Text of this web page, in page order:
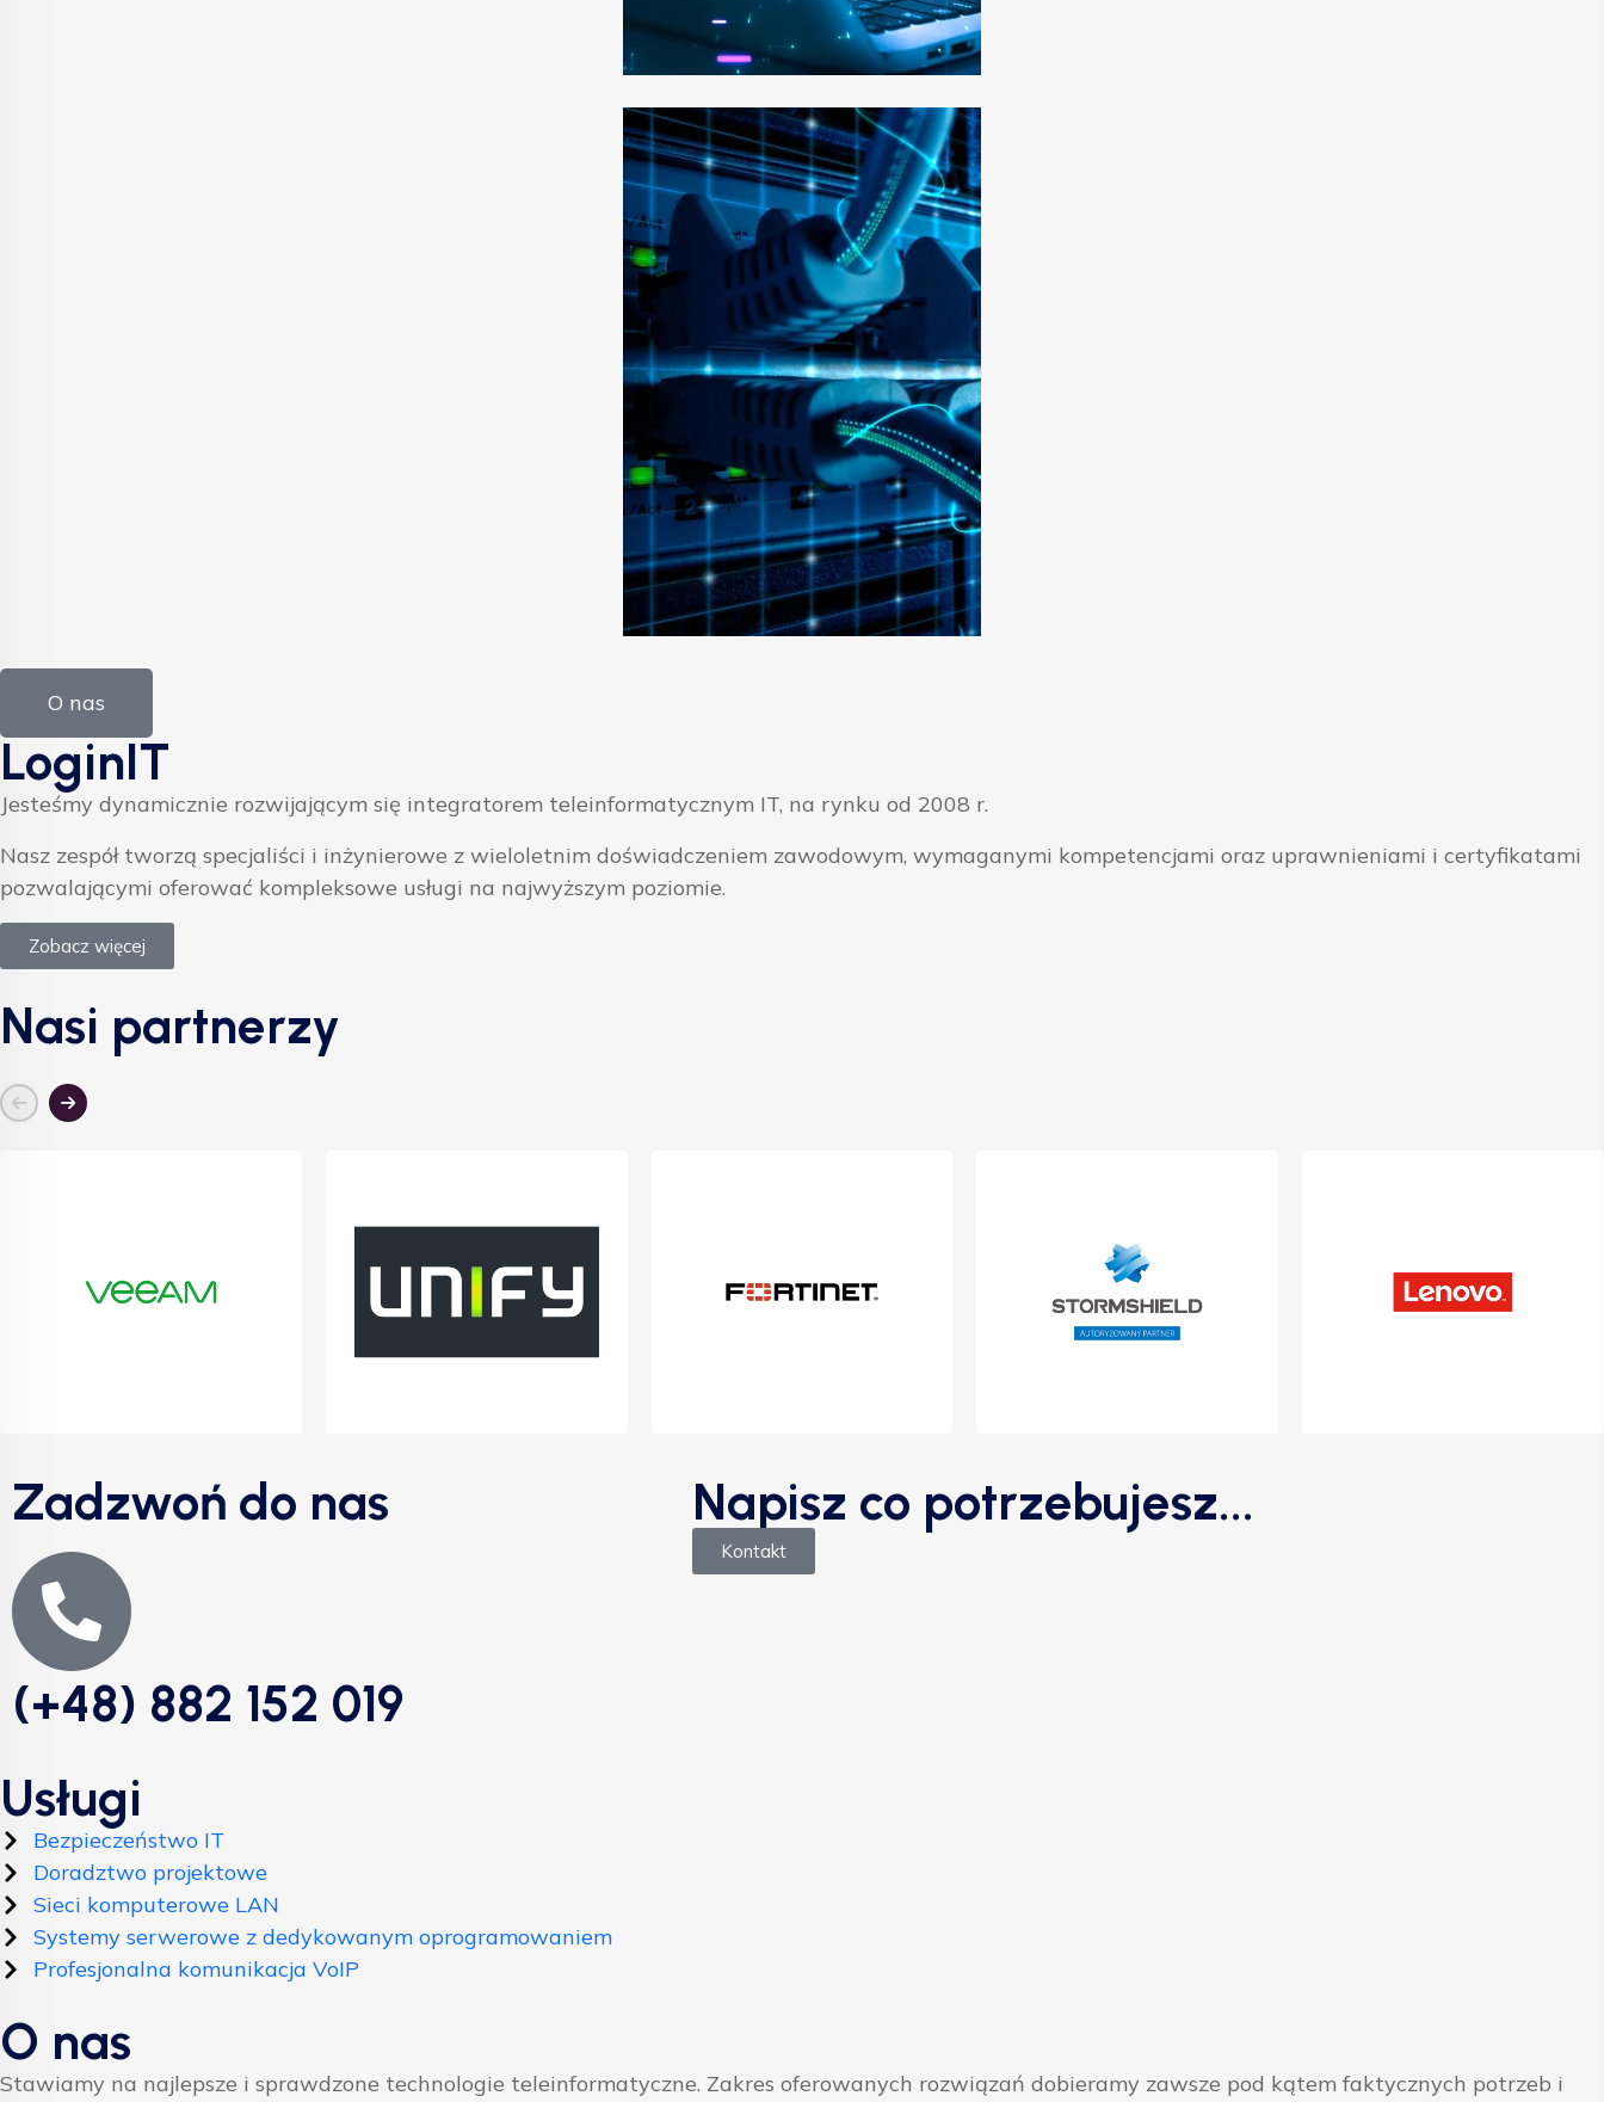
O nas
LoginIT
Jesteśmy dynamicznie rozwijającym się integratorem teleinformatycznym IT, na rynku od 2008 r.
Nasz zespół tworzą specjaliści i inżynierowe z wieloletnim doświadczeniem zawodowym, wymaganymi kompetencjami oraz uprawnieniami i certyfikatami
pozwalającymi oferować kompleksowe usługi na najwyższym poziomie.
Zobacz więcej
Nasi partnerzy
Zadzwoń do nas
(+48) 882 152 019
Napisz co potrzebujesz...
Kontakt
Usługi
Bezpieczeństwo IT
Doradztwo projektowe
Sieci komputerowe LAN
Systemy serwerowe z dedykowanym oprogramowaniem
Profesjonalna komunikacja VoIP
O nas
Stawiamy na najlepsze i sprawdzone technologie teleinformatyczne. Zakres oferowanych rozwiązań dobieramy zawsze pod kątem faktycznych potrzeb i